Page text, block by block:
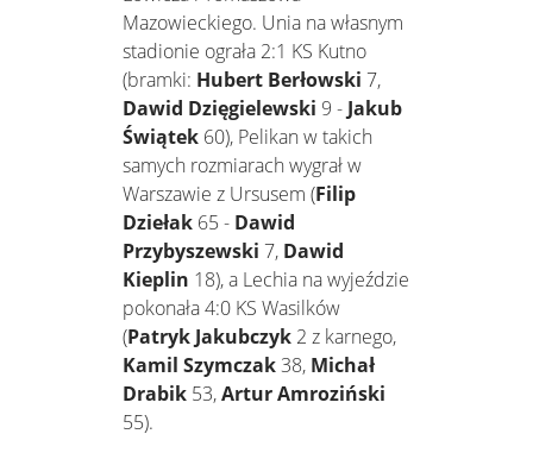
Mazowieckiego. Unia na własnym
stadionie ograła 2:1 KS Kutno
(bramki: Hubert Berłowski 7,
Dawid Dzięgielewski 9 - Jakub
Świątek 60), Pelikan w takich
samych rozmiarach wygrał w
Warszawie z Ursusem (Filip
Dziełak 65 - Dawid
Przybyszewski 7, Dawid
Kieplin 18), a Lechia na wyjeździe
pokonała 4:0 KS Wasilków
(Patryk Jakubczyk 2 z karnego,
Kamil Szymczak 38, Michał
Drabik 53,Artur Amroziński
55).